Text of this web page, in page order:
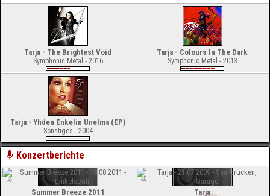
Tarja - The Brightest Void
Symphonic Metal - 2016
Tarja - Colours In The Dark
Symphonic Metal - 2013
Tarja - Yhden Enkelin Unelma (EP)
Sonstiges - 2004
Konzertberichte
Summer Breeze 2011 Tarja